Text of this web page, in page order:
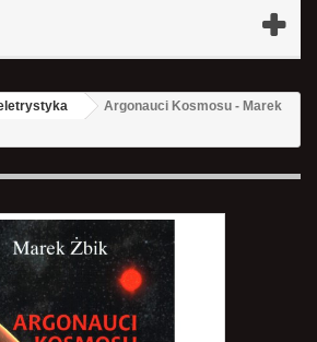
Argonauci Kosmosu - Marek